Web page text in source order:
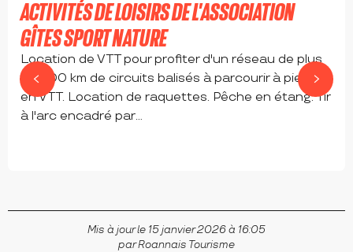
ACTIVITÉS DE LOISIRS DE L'ASSOCIATION
GÎTES SPORT NATURE
Location de VTT pour profiter d'un réseau de plus
de 200 km de circuits balisés à parcourir à pied ou
en VTT. Location de raquettes. Pêche en étang. Tir
à l'arc encadré par...
Mis à jour le 15 janvier 2026 à 16:05
par Roannais Tourisme